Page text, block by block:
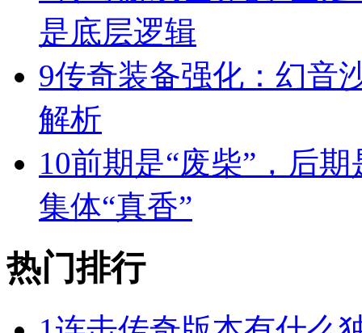
是底层逻辑
9传奇装备强化：幻音
解析
10前期是“废柴”，后
集体“真香”
热门排行